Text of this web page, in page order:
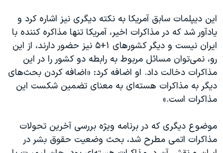
این دیپلمات سابق آمریکا به نکته دیگری نیز اشاره کرد و
یادآور شد که در مذاکرات اخیر، آمریکا تنها مذاکره کننده با
ایران نیست و دیگر کشورهای ۱+۵ نیز حضور دارند، از این
رو، نمی‌توان مسائل مربوط به رابطه دو کشور را در این
مذاکرات دخالت داد. او اضافه کرد: «اضافه کردن بحث‌های
دیگر به مذاکرات هسته‌ای به معنای تضمین شکست این
مذاکرات است.»
موضوع دیگری که در برنامه ویژه بررسی آخرین تحولات
مذاکرات اتمی مطرح شد، بحث وضعیت حقوق بشر در